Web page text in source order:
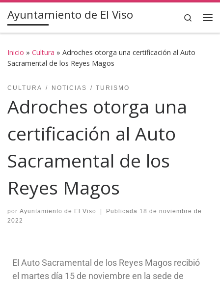
Saltar al contenido
Ayuntamiento de El Viso Search
Inicio » Cultura » Adroches otorga una certificación al Auto
Sacramental de los Reyes Magos
CULTURA NOTICIAS TURISMO
Adroches otorga una
certificación al Auto
Sacramental de los
Reyes Magos
por Ayuntamiento de El Viso | Publicada 18 de noviembre de
2022
El Auto Sacramental de los Reyes Magos recibió
el martes día 15 de noviembre en la sede de